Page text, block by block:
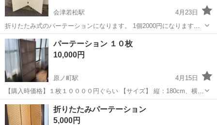
会津若松駅
4月23日
折りたたみ式のパーテーションになります。 1個2000円になります。
現在9個あります。 高さ約130cm、幅90cmの2枚の板の組合わせで
す。 シールの跡や小さな傷はあります。 中古品ということをご理解頂
ける方の購入をお...
福島 会津若松市 オフィス用家具
パーテーション １０枚
10,000円
原ノ町駅
4月15日
【購入時価格】１枚１００００円ぐらい 【サイズ】 縦：180cm、横：
100cm、奥行き：4cm （大体です） 5枚 縦：151cm、横：190cm、
奥行き：4cm （大体です） ５枚 【傷などの状態】とくに目立った傷
はあ...
福島 南相馬市 原ノ町駅
折りたたみパーテーション
5,000円